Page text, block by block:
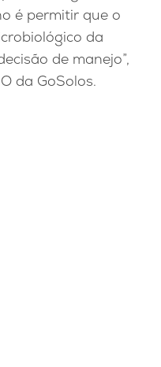
é permitir que o
da
de manejo”,
da GoSolos.